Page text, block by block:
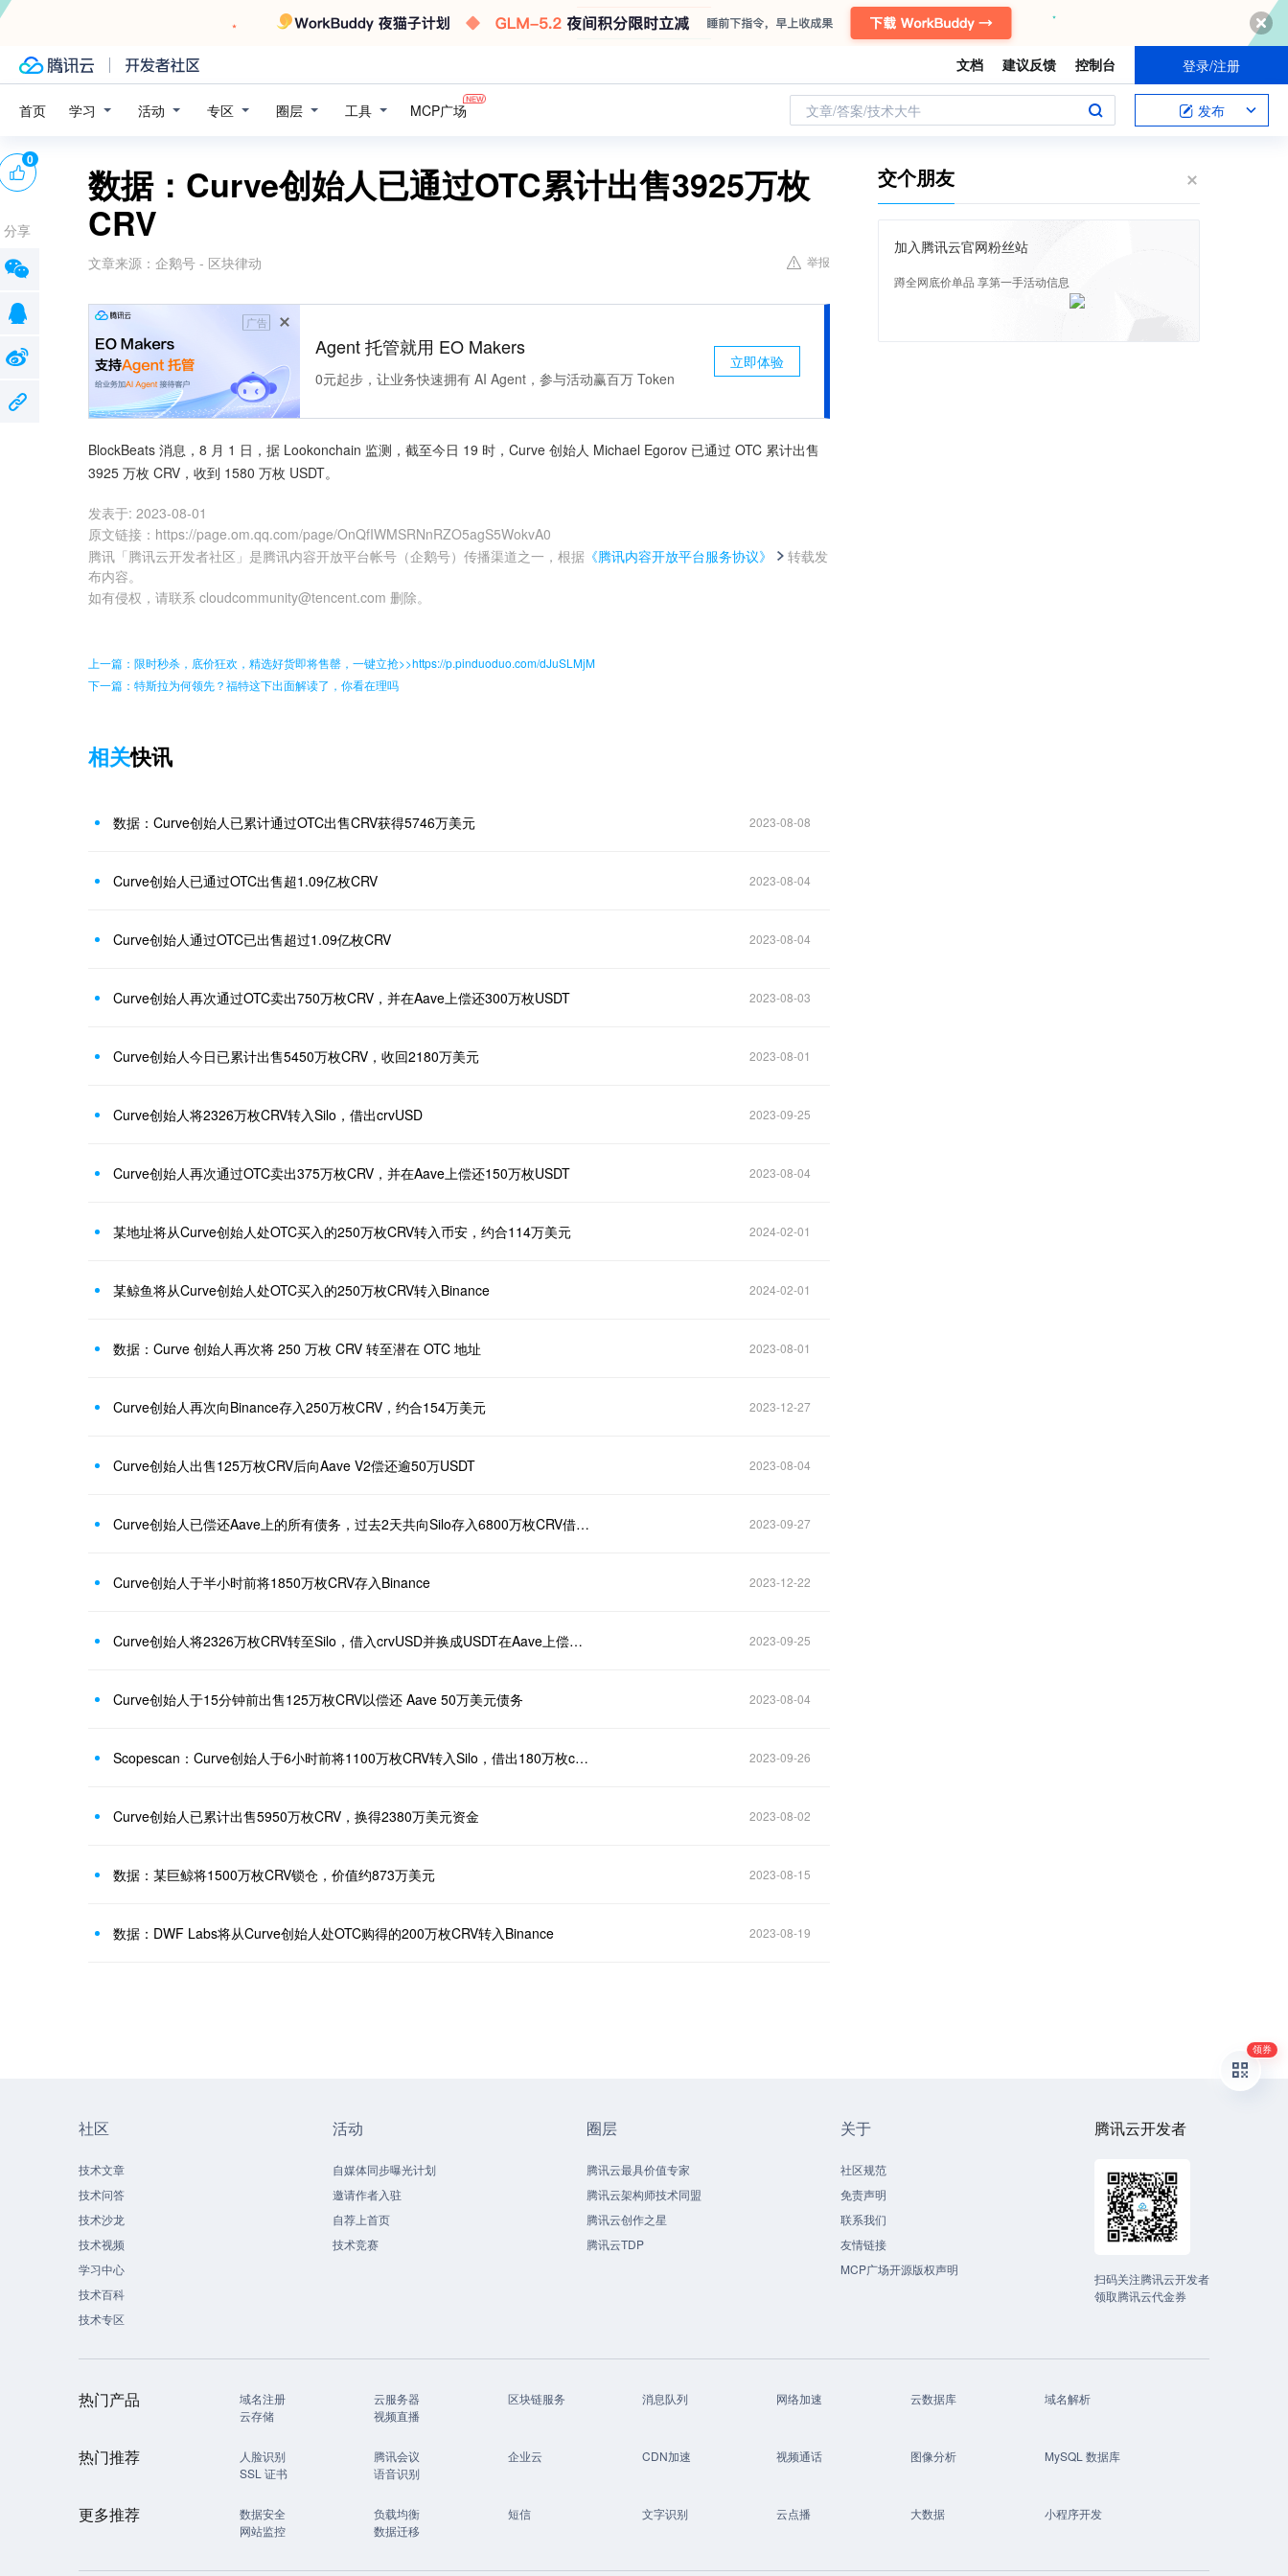
文档 建议反馈 控制台 登录/注册
首页 学习 活动 专区 圈层 工具 MCP广场 文章/答案/技术大牛 发布
数据：Curve创始人已通过OTC累计出售3925万枚
CRV
文章来源： 企鹅号 - 区块律动 举报
广告
Agent 托管就用 EO Makers
0元起步，让业务快速拥有 AI Agent，参与活动赢百万 Token
立即体验
BlockBeats 消息，8 月 1 日，据 Lookonchain 监测，截至今日 19 时，Curve 创始人 Michael Egorov 已通过 OTC 累计出售
3925 万枚 CRV，收到 1580 万枚 USDT。
发表于: 2023-08-01
原文链接 ： https://page.om.qq.com/page/OnQfIWMSRNnRZO5agS5WokvA0
腾讯「腾讯云开发者社区」是腾讯内容开放平台帐号（企鹅号）传播渠道之一，根据 《腾讯内容开放平台服务协议》
转载发
布内容。
如有侵权，请联系 cloudcommunity@tencent.com 删除。
0
分享
上一篇：限时秒杀，底价狂欢，精选好货即将售罄，一键立抢>>https://p.pinduoduo.com/dJuSLMjM
下一篇：特斯拉为何领先？福特这下出面解读了，你看在理吗
相关快讯
数据：Curve创始人已累计通过OTC出售CRV获得5746万美元 2023-08-08
Curve创始人已通过OTC出售超1.09亿枚CRV 2023-08-04
Curve创始人通过OTC已出售超过1.09亿枚CRV 2023-08-04
Curve创始人再次通过OTC卖出750万枚CRV，并在Aave上偿还300万枚USDT 2023-08-03
Curve创始人今日已累计出售5450万枚CRV，收回2180万美元 2023-08-01
Curve创始人将2326万枚CRV转入Silo，借出crvUSD 2023-09-25
Curve创始人再次通过OTC卖出375万枚CRV，并在Aave上偿还150万枚USDT 2023-08-04
某地址将从Curve创始人处OTC买入的250万枚CRV转入币安，约合114万美元 2024-02-01
某鲸鱼将从Curve创始人处OTC买入的250万枚CRV转入Binance 2024-02-01
数据：Curve 创始人再次将 250 万枚 CRV 转至潜在 OTC 地址 2023-08-01
Curve创始人再次向Binance存入250万枚CRV，约合154万美元 2023-12-27
Curve创始人出售125万枚CRV后向Aave V2偿还逾50万USDT 2023-08-04
Curve创始人已偿还Aave上的所有债务，过去2天共向Silo存入6800万枚CRV借入1077万枚crvUSD 2023-09-27
Curve创始人于半小时前将1850万枚CRV存入Binance 2023-12-22
Curve创始人将2326万枚CRV转至Silo，借入crvUSD并换成USDT在Aave上偿还债务 2023-09-25
Curve创始人于15分钟前出售125万枚CRV以偿还 Aave 50万美元债务 2023-08-04
Scopescan：Curve创始人于6小时前将1100万枚CRV转入Silo，借出180万枚crvUSD 2023-09-26
Curve创始人已累计出售5950万枚CRV，换得2380万美元资金 2023-08-02
数据：某巨鲸将1500万枚CRV锁仓，价值约873万美元 2023-08-15
数据：DWF Labs将从Curve创始人处OTC购得的200万枚CRV转入Binance 2023-08-19
交个朋友
加入腾讯云官网粉丝站
蹲全网底价单品 享第一手活动信息
社区
技术文章
技术问答
技术沙龙
技术视频
学习中心
技术百科
技术专区
活动
自媒体同步曝光计划
邀请作者入驻
自荐上首页
技术竞赛
圈层
腾讯云最具价值专家
腾讯云架构师技术同盟
腾讯云创作之星
腾讯云TDP
关于
社区规范
免责声明
联系我们
友情链接
MCP广场开源版权声明
腾讯云开发者
扫码关注腾讯云开发者
领取腾讯云代金券
热门产品 域名注册 云服务器 区块链服务 消息队列 网络加速 云数据库
域名解析
云存储
视频直播
热门推荐 人脸识别 腾讯会议 企业云 CDN加速 视频通话 图像分析
MySQL 数据库
SSL 证书
语音识别
更多推荐 数据安全 负载均衡 短信 文字识别 云点播 大数据
小程序开发
网站监控
数据迁移
领券